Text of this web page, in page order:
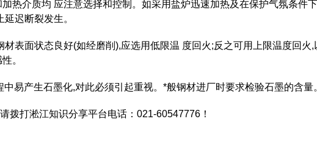
热介质均 应注意选择和控制。如采用盐炉迅速加热及在保护气氛条件
迟断裂发生。
表面状态良好(如经磨削),应选用低限温 度回火;反之可用上限温度回火,
。
易产生石墨化,对此必须引起重视。*般钢材进厂时要求检验石墨的含量
拨打淞江知识分享平台电话：021-60547776！